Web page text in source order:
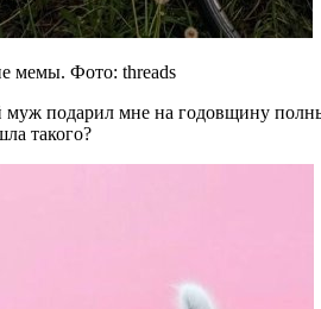
мемы. Фото: threads
подарил мне на годовщину
такого?